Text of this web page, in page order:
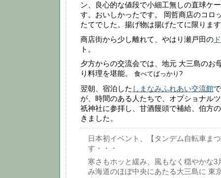
ン、良心的な値段で小細工無しの直球ケ
す。おいしかったです。 岡哲商店のコロ
たてでした。揚げ物は揚げたてに限りま
商店街から少し離れて、やはり瀬戸田の
ト。
夕方からの交流会では、地元 大三島のお
り料理を堪能。
食べてばっかり?
翌朝、宿泊した しまなみふれあい交流館
が、時間のある人たちで、オプショナル
祇神社に参拝し、甘酒饅頭で補給、伯方
きました。
日本初イベント、【タンデム自転車ま
す・・・
寒さもホッと緩み、風もなく穏やかな3
み海道のほぼ中央にあたる大三島に 東